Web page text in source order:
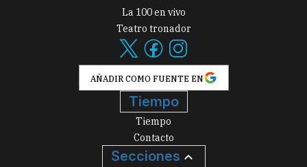
La 100 en vivo
Teatro tronador
AÑADIR COMO FUENTE EN
Tiempo
Tiempo
Contacto
Secciones